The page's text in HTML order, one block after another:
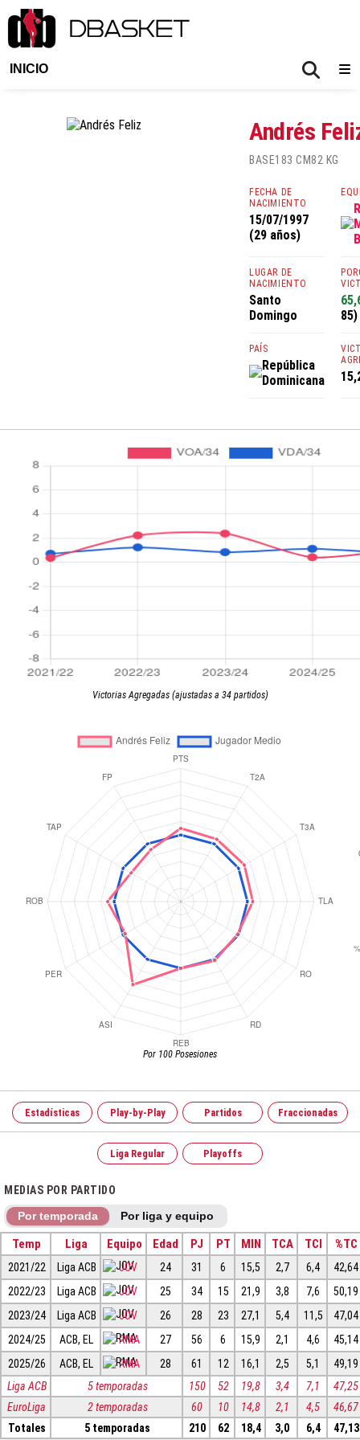
INICIO
Andrés
BASE183 CM82 KG
FECHA DE
NACIMIENTO
15/07/1997
(29 años)
LUGAR DE
NACIMIENTO
Santo
Domingo
PAÍS
República
Dominicana
85)
Victorias Agregadas (ajustadas a 34 partidos)
Por 100 Posesiones
Estadísticas Play-by-Play Partidos Fraccionadas
Liga Regular Playoffs
MEDIAS POR PARTIDO
Por temporada Por liga y equipo
Temp Liga Equipo Edad PJ PT MIN TCA TCI %TC
2021/22 Liga ACB JOV 24 31 6 15,5 2,7 6,4
42,64
2022/23
Liga ACB JOV 25 34 15 21,9 3,8 7,6
50,19
2023/24
Liga ACB JOV 26 28 23 27,1 5,4 11,5
47,04
2024/25
ACB, EL RMA 27 56 6 15,9 2,1 4,6
45,14
2025/26
ACB, EL RMA 28 61 12 16,1 2,5 5,1
49,19
Liga ACB
5 temporadas 150 52 19,8 3,4 7,1
47,25
EuroLiga
2 temporadas 60 10 14,8 2,1 4,5
46,67
Totales
5 temporadas 210 62 18,4 3,0 6,4 47,13